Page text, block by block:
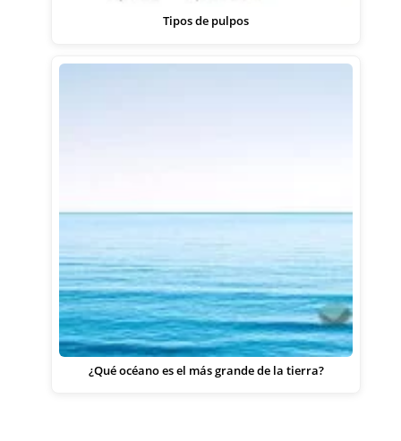
Tipos de pulpos
¿Qué océano es el más grande de la tierra?